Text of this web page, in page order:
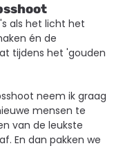
als het licht het
én de
tijdens het 'gouden
neem ik graag
mensen te
van de leukste
En dan pakken we